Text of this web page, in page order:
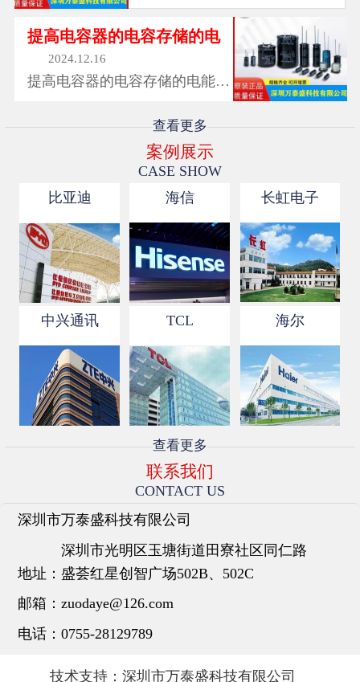
要设备，红宝石...
提高电容器的电容存储的电
2024.12.16
提高电容器的电容存储的电能与
查看更多
案例展示
CASE SHOW
比亚迪
海信 长虹电子
中兴通讯 TCL 海尔
查看更多
联系我们
CONTACT US
深圳市万泰盛科技有限公司
地址：
深圳市光明区玉塘街道田寮社区同仁路
盛荟红星创智广场502B、502C
邮箱：zuodaye@126.com
电话：0755-28129789
技术支持： 深圳市万泰盛科技有限公司